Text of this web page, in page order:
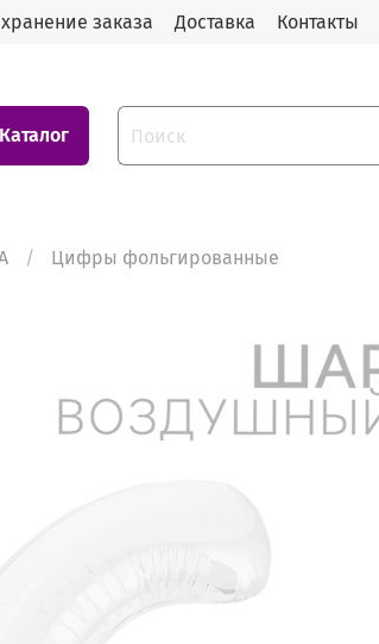
заказа Доставка Контакты
Каталог
Цифры фольгированные